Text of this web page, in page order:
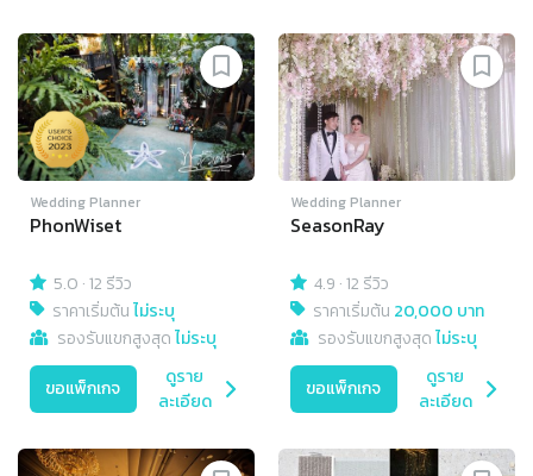
Wedding Planner
PhonWiset
5.0 ·12 รีวิว
ราคาเริ่มต้นไม่ระบุ
รองรับแขกสูงสุดไม่ระบุ
ขอแพ็กเกจ
ดูราย
ละเอียด
Wedding Planner
SeasonRay
4.9 ·12 รีวิว
ราคาเริ่มต้น 20,000 บาท
รองรับแขกสูงสุดไม่ระบุ
ขอแพ็กเกจ
ดูราย
ละเอียด